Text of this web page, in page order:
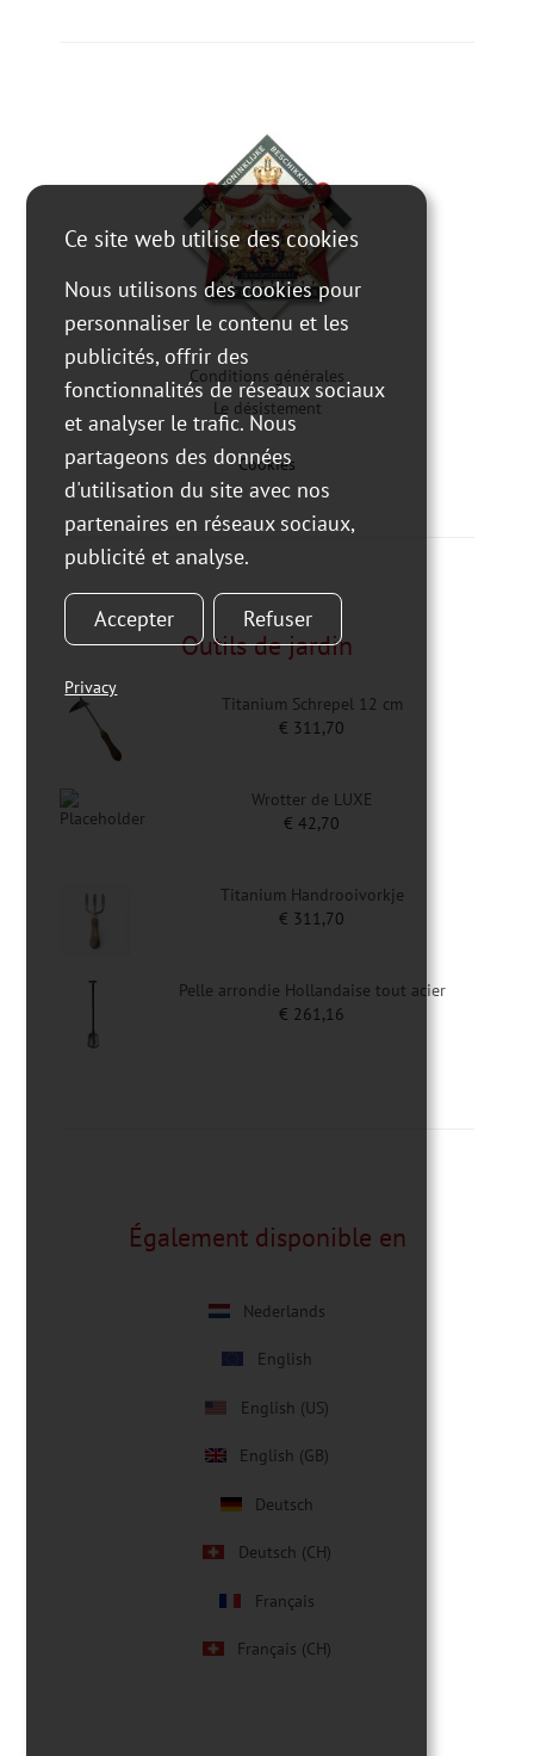
Conditions générales
Le désistement
Cookies
Outils de jardin
Titanium Schrepel 12 cm
€ 311,70
Wrotter de LUXE
€ 42,70
Titanium Handrooivorkje
€ 311,70
Pelle arrondie Hollandaise tout acier
€ 261,16
Également disponible en
Nederlands
English
English (US)
English (GB)
Deutsch
Deutsch (CH)
Français
Français (CH)
Ce site web utilise des cookies
Nous utilisons des cookies pour
personnaliser le contenu et les
publicités, offrir des
fonctionnalités de réseaux sociaux
et analyser le trafic. Nous
partageons des données
d'utilisation du site avec nos
partenaires en réseaux sociaux,
publicité et analyse.
Accepter Refuser
Privacy